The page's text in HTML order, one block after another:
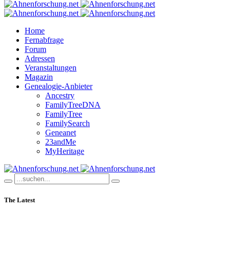
Home
Fernabfrage
Forum
Adressen
Veranstaltungen
Magazin
Genealogie-Anbieter
Ancestry
FamilyTreeDNA
FamilyTree
FamilySearch
Geneanet
23andMe
MyHeritage
The Latest